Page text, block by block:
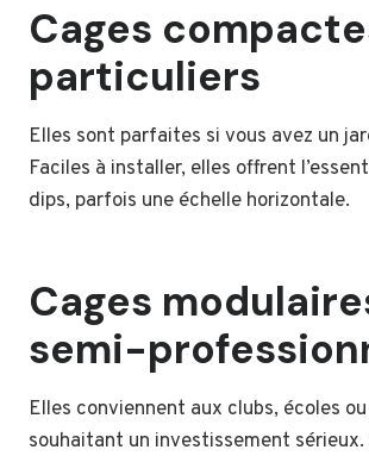
Cages
particuliers
Elles sont parfaites si vous avez un
Faciles à installer, elles offrent
dips, parfois une échelle horizontale.
Cages
semi-
Elles conviennent aux clubs, écoles
souhaitant un investissement sérieux.